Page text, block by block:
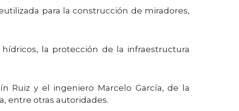
para la construcción de miradores,
la protección de la infraestructura
Ruiz y el ingeniero Marcelo García, de la
entre otras autoridades.